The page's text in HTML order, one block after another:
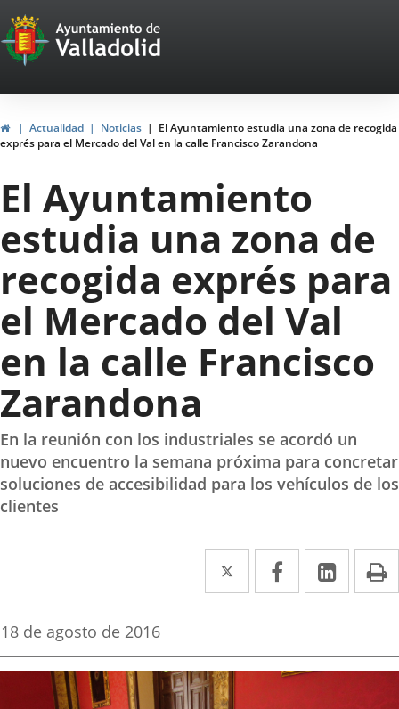
Portal
Web
del
Ayuntamiento
de
Valladolid
HomeActualidad Noticias
El Ayuntamiento estudia una zona de recogida
exprés para el Mercado del Val en la calle Francisco Zarandona
El Ayuntamiento
estudia una zona de
recogida exprés para
el Mercado del Val
en la calle Francisco
Zarandona
En la reunión con los industriales se acordó un
nuevo encuentro la semana próxima para concretar
soluciones de accesibilidad para los vehículos de los
clientes
Twitter
Enlace
a
aplicación
externa.
Facebook
Enlace
a
aplicación
externa.
Enlace
a
Fecha
la
noticia
18 de agosto de 2016